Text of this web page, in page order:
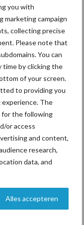
you with
marketing campaign
collecting precise
Please note that
You can
time by clicking the
of your screen.
to providing you
The
for the following
or access
and content,
research,
data, and
Alles accepteren
boxbedekking
is terug van
een rendabel,
uitgangspunt. 'Ik
die willen
Meer
melk en
vee,
lagere
verkoop
prijzen